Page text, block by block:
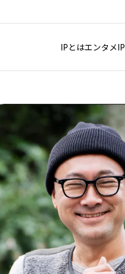
IPとはエンタメIP